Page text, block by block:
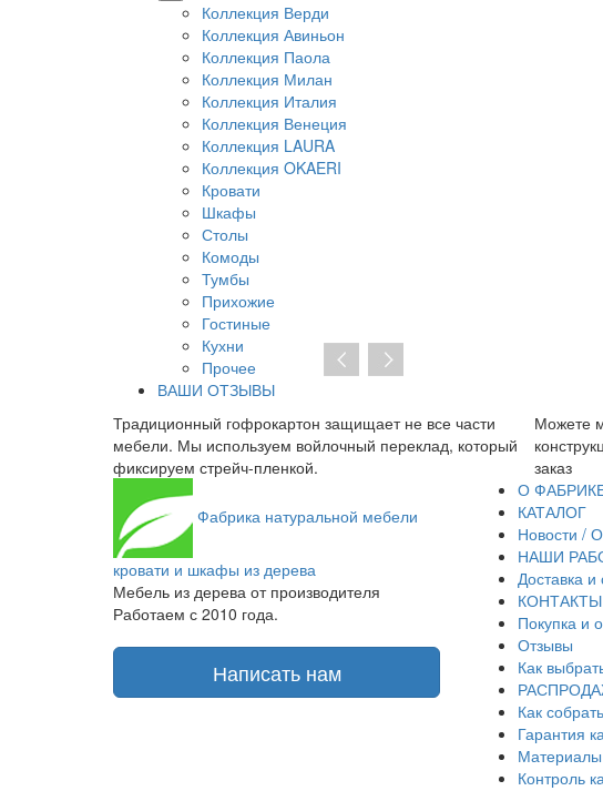
Коллекция Верди
Коллекция Авиньон
Коллекция Паола
Коллекция Милан
Коллекция Италия
Коллекция Венеция
Коллекция LAURA
Коллекция OKAERI
Кровати
Шкафы
Столы
Комоды
Тумбы
Прихожие
Гостиные
Кухни
Прочее
ВАШИ ОТЗЫВЫ
Традиционный гофрокартон защищает не все части
мебели. Мы используем войлочный переклад, который
фиксируем стрейч-пленкой.
Можете
заказ
Фабрика натуральной мебели
кровати и шкафы из дерева
Мебель из дерева от производителя
Работаем с 2010 года.
Написать нам
О
КАТАЛОГ
Новости /
НАШИ
Доставка и
КОНТАКТЫ
Покупка и
Отзывы
Как
Как
Гарантия
Материалы
Контроль